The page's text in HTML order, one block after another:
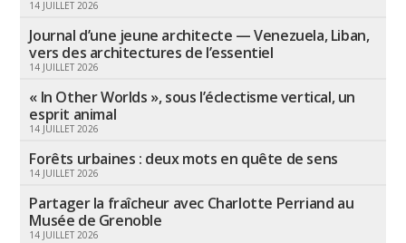
14 JUILLET 2026
Journal d’une jeune architecte — Venezuela, Liban,
vers des architectures de l’essentiel
14 JUILLET 2026
« In Other Worlds », sous l’éclectisme vertical, un
esprit animal
14 JUILLET 2026
Forêts urbaines : deux mots en quête de sens
14 JUILLET 2026
Partager la fraîcheur avec Charlotte Perriand au
Musée de Grenoble
14 JUILLET 2026